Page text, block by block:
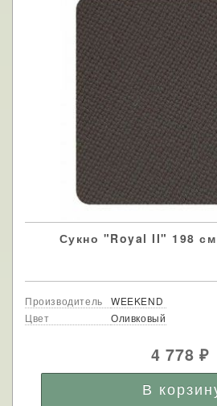
Сукно "Royal II" 198
Производитель
WEEKEND
Цвет
Оливковый
4 778₽